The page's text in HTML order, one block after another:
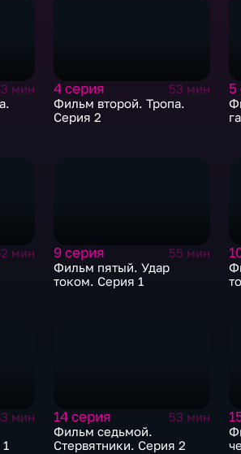
мин
4 серия
53 мин
Фильм второй. Тропа.
Серия 2
5
мин
9 серия
55 мин
Фильм пятый. Удар
током. Серия 1
мин
14 серия
53 мин
Фильм седьмой.
Стервятники. Серия 2